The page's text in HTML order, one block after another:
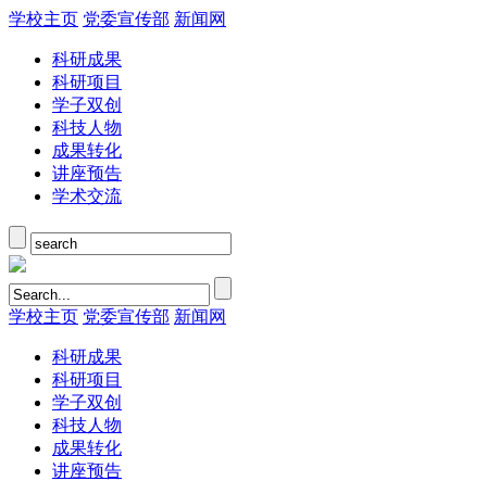
学校主页 党委宣传部 新闻网
科研成果
科研项目
学子双创
科技人物
成果转化
讲座预告
学术交流
学校主页 党委宣传部 新闻网
科研成果
科研项目
学子双创
科技人物
成果转化
讲座预告